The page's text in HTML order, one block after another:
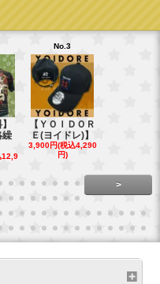
繰
12,9
No.3
【ＹＯＩＤＯＲ
Ｅ(ヨイドレ)】
3,900円(税込4,290
円)
>